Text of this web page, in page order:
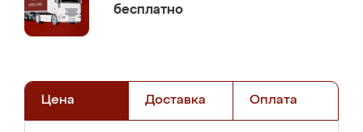
бесплатно
Цена Доставка Оплата